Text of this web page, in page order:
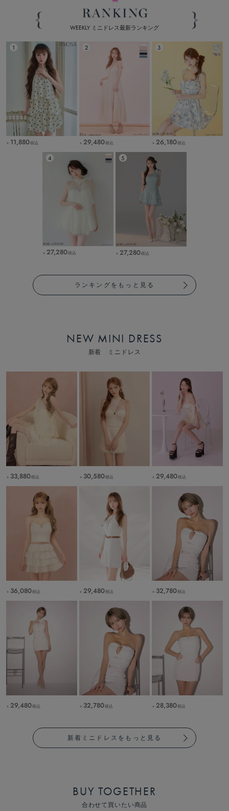
WEEKLY ミニドレス最新ランキング
￥ 11,880税込 ￥ 29,480税込 ￥ 26,180税込
￥ 27,280税込 ￥ 27,280税込
ランキングをもっと見る
NEW MINI DRESS
新着 ミニドレス
￥ 33,880税込 ￥ 30,580税込 ￥ 29,480税込
￥ 36,080税込 ￥ 29,480税込 ￥ 32,780税込
￥ 29,480税込 ￥ 32,780税込 ￥ 28,380税込
新着ミニドレスをもっと見る
BUY TOGETHER
合わせて買いたい商品